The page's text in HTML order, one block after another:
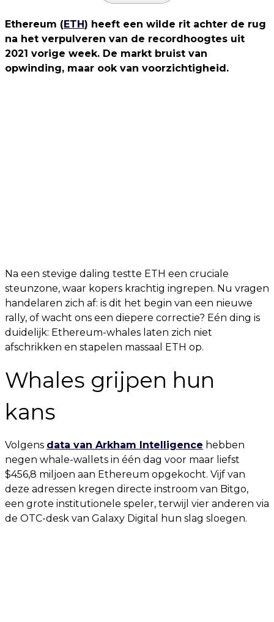
Ethereum (ETH) heeft een wilde rit achter de rug
na het verpulveren van de recordhoogtes uit
2021 vorige week. De markt bruist van
opwinding, maar ook van voorzichtigheid.
Na een stevige daling testte ETH een cruciale
steunzone, waar kopers krachtig ingrepen. Nu vragen
handelaren zich af: is dit het begin van een nieuwe
rally, of wacht ons een diepere correctie? Eén ding is
duidelijk: Ethereum-whales laten zich niet
afschrikken en stapelen massaal ETH op.
Whales grijpen hun
kans
Volgens data van Arkham Intelligence hebben
negen whale-wallets in één dag voor maar liefst
$456,8 miljoen aan Ethereum opgekocht. Vijf van
deze adressen kregen directe instroom van Bitgo,
een grote institutionele speler, terwijl vier anderen via
de OTC-desk van Galaxy Digital hun slag sloegen.